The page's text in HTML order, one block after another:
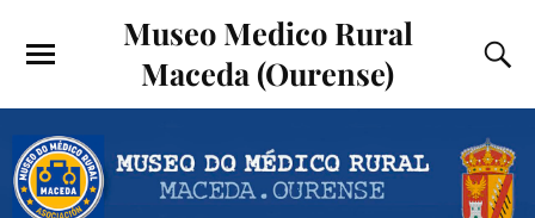
Museo Medico Rural
Maceda (Ourense)